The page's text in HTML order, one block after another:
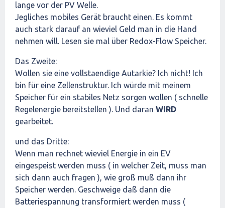
lange vor der PV Welle.
Jegliches mobiles Gerät braucht einen. Es kommt
auch stark darauf an wieviel Geld man in die Hand
nehmen will. Lesen sie mal über Redox-Flow Speicher.
Das Zweite:
Wollen sie eine vollstaendige Autarkie? Ich nicht! Ich
bin für eine Zellenstruktur. Ich würde mit meinem
Speicher für ein stabiles Netz sorgen wollen ( schnelle
Regelenergie bereitstellen ). Und daran WIRD
gearbeitet.
und das Dritte:
Wenn man rechnet wieviel Energie in ein EV
eingespeist werden muss ( in welcher Zeit, muss man
sich dann auch fragen ), wie groß muß dann ihr
Speicher werden. Geschweige daß dann die
Batteriespannung transformiert werden muss (